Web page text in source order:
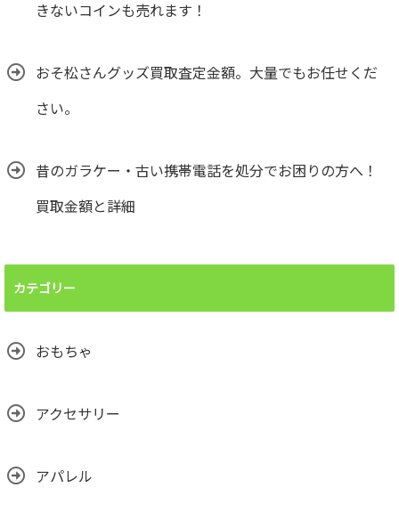
きないコインも売れます！
おそ松さんグッズ買取査定金額。大量でもお任せくだ
さい。
昔のガラケー・古い携帯電話を処分でお困りの方へ！
買取金額と詳細
カテゴリー
おもちゃ
アクセサリー
アパレル